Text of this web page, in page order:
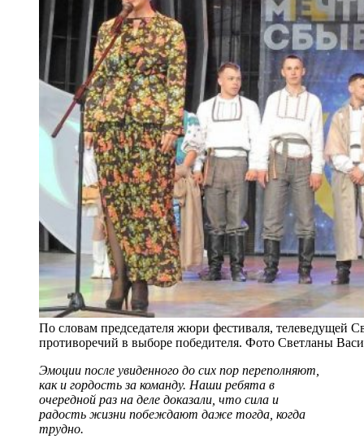
По словам председателя жюри фестиваля, телеведущей
противоречий в выборе победителя. Фото Светланы
Эмоции после увиденного до сих пор переполняют,
как и гордость за команду. Наши ребята в
очередной раз на деле доказали, что сила и
радость жизни побеждают даже тогда, когда
трудно.